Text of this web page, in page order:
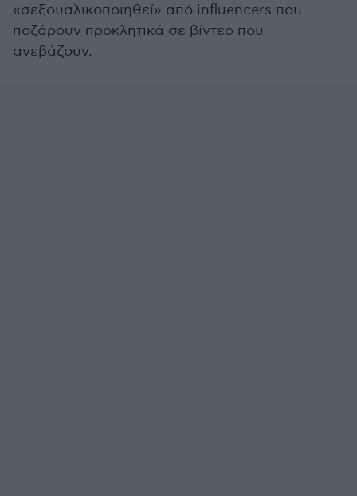
«σεξουαλικοποιηθεί» από influencers που
ποζάρουν προκλητικά σε βίντεο που
ανεβάζουν.